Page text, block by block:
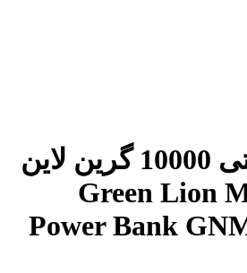
پاوربانک مگنتی 10000 گرین لاین
Green Lion
Power Bank